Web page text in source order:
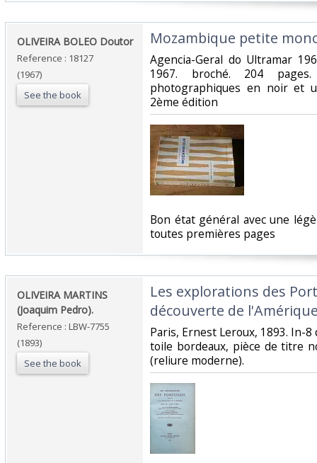
‎OLIVEIRA BOLEO Doutor‎
Reference : 18127
(1967)
See the book
‎Mozambique petite
‎Agencia-Geral do Ultramar
1967. broché. 204
photographiques en noir et
2ème édition‎
‎Bon état général avec une
toutes premières pages‎
‎OLIVEIRA MARTINS
(Joaquim Pedro).‎
Reference : LBW-7755
(1893)
See the book
‎Les explorations des
découverte de
‎Paris, Ernest Leroux, 1893. In-
toile bordeaux, pièce de titre
(reliure moderne).‎